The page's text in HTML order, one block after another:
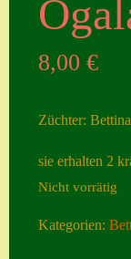
8,00€
Züchter:
sie erhalten 2
Nicht vorrätig
Kategorien: